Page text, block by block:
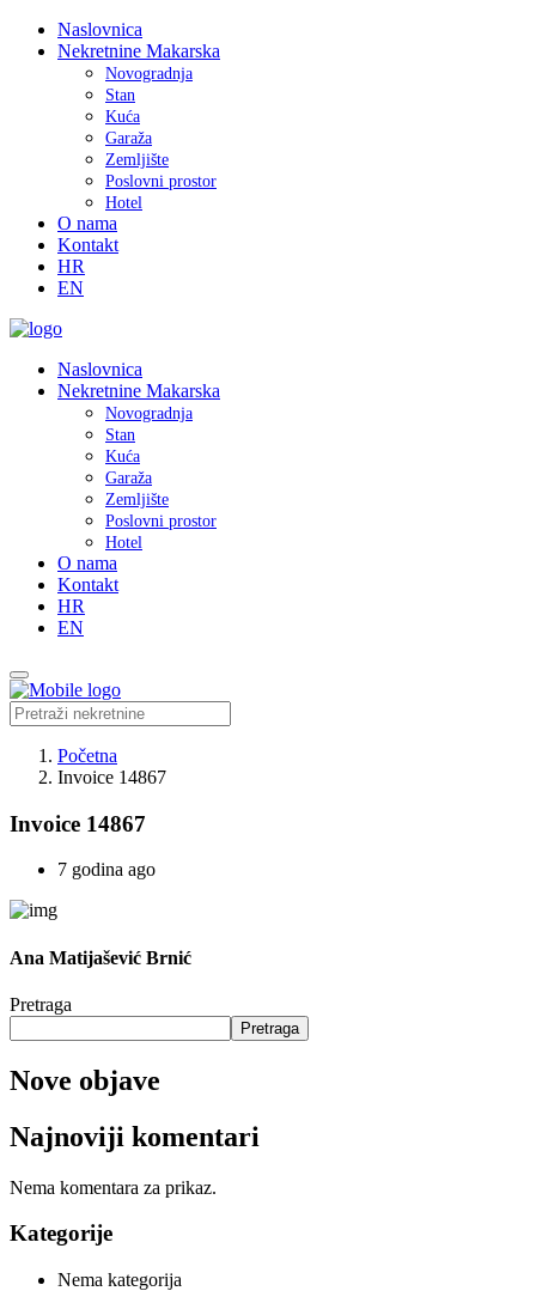
Naslovnica
Nekretnine Makarska
Novogradnja
Stan
Kuća
Garaža
Zemljište
Poslovni prostor
Hotel
O nama
Kontakt
HR
EN
Naslovnica
Nekretnine Makarska
Novogradnja
Stan
Kuća
Garaža
Zemljište
Poslovni prostor
Hotel
O nama
Kontakt
HR
EN
Početna
Invoice 14867
Invoice 14867
7 godina ago
Ana Matijašević Brnić
Pretraga
Pretraga
Nove objave
Najnoviji komentari
Nema komentara za prikaz.
Kategorije
Nema kategorija